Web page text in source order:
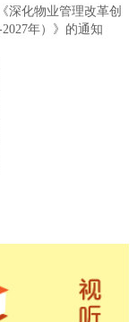
回应关切
深化物业管理改革创
年）》的通知